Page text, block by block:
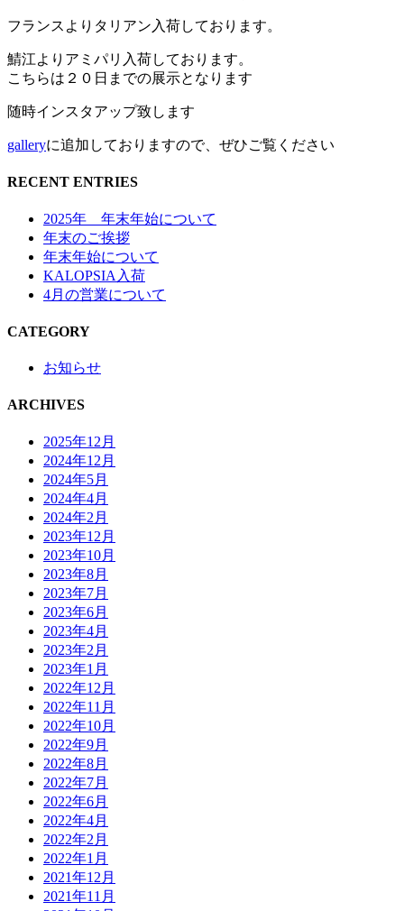
フランスよりタリアン入荷しております。
鯖江よりアミパリ入荷しております。
こちらは２０日までの展示となります
随時インスタアップ致します
galleryに追加しておりますので、ぜひご覧ください
RECENT ENTRIES
2025年 年末年始について
年末のご挨拶
年末年始について
KALOPSIA入荷
4月の営業について
CATEGORY
お知らせ
ARCHIVES
2025年12月
2024年12月
2024年5月
2024年4月
2024年2月
2023年12月
2023年10月
2023年8月
2023年7月
2023年6月
2023年4月
2023年2月
2023年1月
2022年12月
2022年11月
2022年10月
2022年9月
2022年8月
2022年7月
2022年6月
2022年4月
2022年2月
2022年1月
2021年12月
2021年11月